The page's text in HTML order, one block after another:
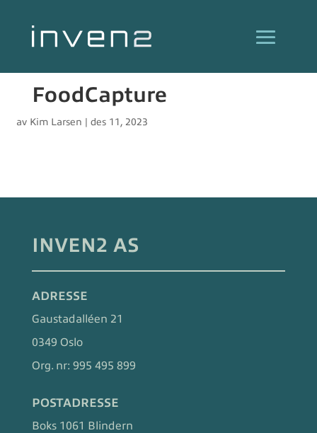
FoodCapture
av Kim Larsen des 11, 2023
INVEN2 AS
ADRESSE
Gaustadalléen 21
0349 Oslo
Org. nr: 995 495 899
POSTADRESSE
Boks 1061 Blindern